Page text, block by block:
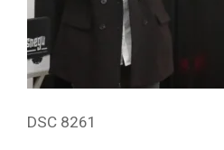
DSC 8261